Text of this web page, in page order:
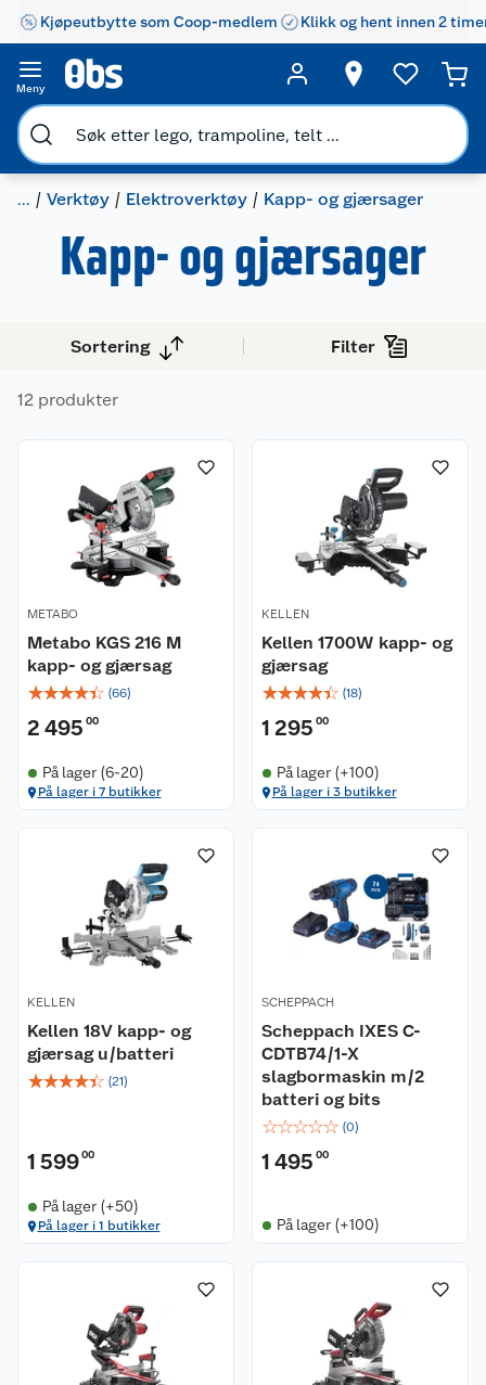
Kjøpeutbytte som Coop-medlem Klikk og hent innen 2
Meny
... Verktøy Elektroverktøy Kapp- og gjærsager
Kapp- og gjærsager
Sortering Filter
12 produkter
METABO
Metabo KGS 216 M
kapp- og gjærsag
☆☆☆☆☆ (66)
2 495 00
På lager (6-20)
På lager i 7 butikker
KELLEN
Kellen 1700W kapp- og
gjærsag
☆☆☆☆☆ (18)
1 295 00
På lager (+100)
På lager i 3 butikker
KELLEN
Kellen 18V kapp- og
gjærsag u/batteri
☆☆☆☆☆ (21)
1 59900
På lager (+50)
På lager i 1 butikker
SCHEPPACH
Scheppach IXES C-
CDTB74/1-X
slagbormaskin m/2
batteri og bits
☆☆☆☆☆ (0)
1 495 00
På lager (+100)